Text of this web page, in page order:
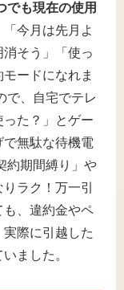
でも現在の使用
今月は先月よ
そう」「使っ
ードになれま
で、自宅でテレ
た？」とゲー
無駄な待機電
約期間縛り」や
ラク！万一引
も、違約金やペ
際に引越した
ました。